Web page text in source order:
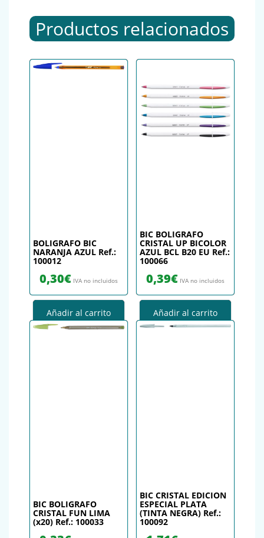
Productos relacionados
BOLIGRAFO BIC
NARANJA AZUL Ref.:
100012
0,30€ IVA no incluidos
Añadir al carrito
BIC BOLIGRAFO
CRISTAL UP BICOLOR
AZUL BCL B20 EU Ref.:
100066
0,39€ IVA no incluidos
Añadir al carrito
BIC BOLIGRAFO
CRISTAL FUN LIMA
(x20) Ref.: 100033
BIC CRISTAL EDICION
ESPECIAL PLATA
(TINTA NEGRA) Ref.:
100092